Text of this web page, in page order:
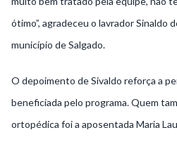
ótimo”, agradeceu o lavrador Sinaldo
município de Salgado.
O depoimento de Sivaldo reforça a
beneficiada pelo programa. Quem
ortopédica foi a aposentada Maria